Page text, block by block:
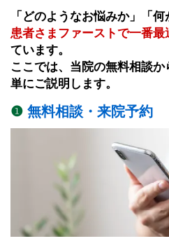
「どのようなお悩みか」「
患者さまファーストで一番最
ています。
ここでは、当院の無料相談
単にご説明します。
❶ 無料相談・来院予約